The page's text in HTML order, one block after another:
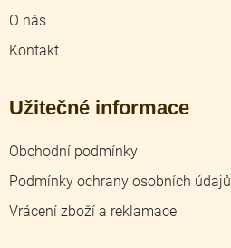
O nás
Kontakt
Užitečné informace
Obchodní podmínky
Podmínky ochrany osobních údajů
Vrácení zboží a reklamace